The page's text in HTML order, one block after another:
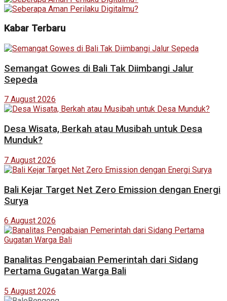
Kabar Terbaru
Semangat Gowes di Bali Tak Diimbangi Jalur
Sepeda
7 August 2026
Desa Wisata, Berkah atau Musibah untuk Desa
Munduk?
7 August 2026
Bali Kejar Target Net Zero Emission dengan Energi
Surya
6 August 2026
Banalitas Pengabaian Pemerintah dari Sidang
Pertama Gugatan Warga Bali
5 August 2026